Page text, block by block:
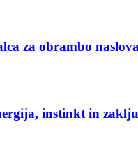
za obrambo
instinkt in